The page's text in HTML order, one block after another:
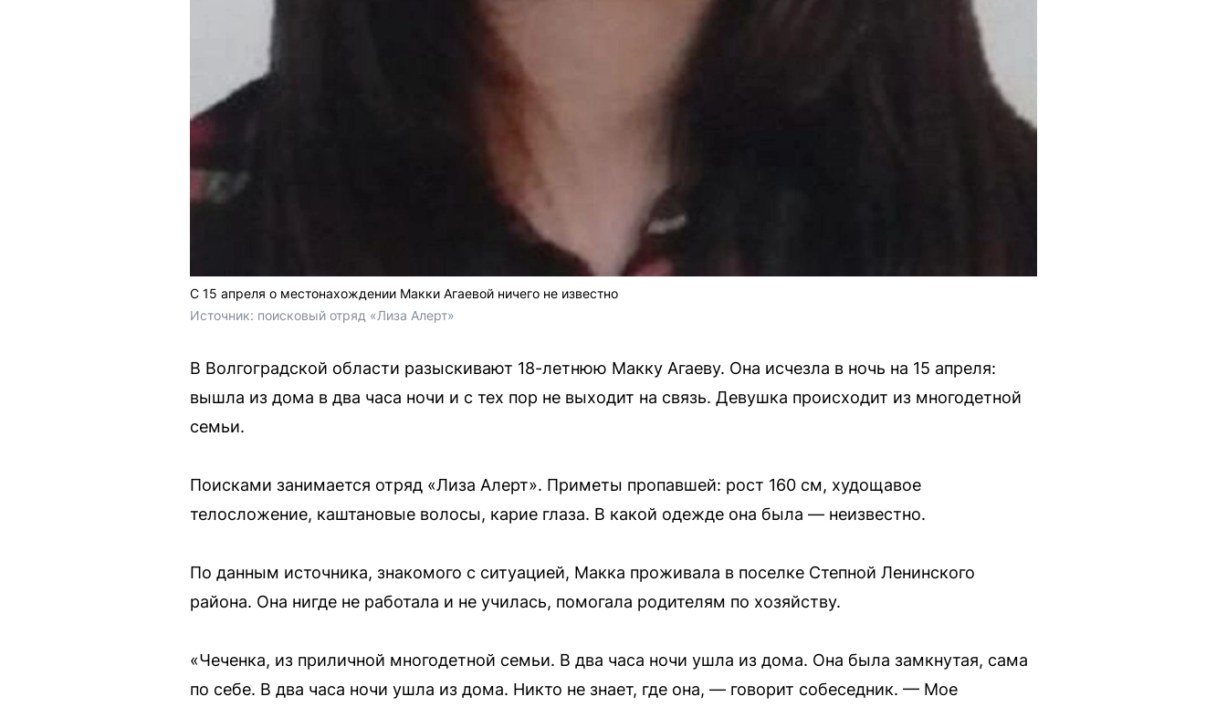
С 15 апреля о местонахождении Макки Агаевой ничего не известно
Источник: поисковый отряд «Лиза Алерт»
В Волгоградской области разыскивают 18-летнюю Макку Агаеву. Она исчезла в ночь на 15 апреля:
вышла из дома в два часа ночи и с тех пор не выходит на связь. Девушка происходит из многодетной
семьи.
Поисками занимается отряд «Лиза Алерт». Приметы пропавшей: рост 160 см, худощавое
телосложение, каштановые волосы, карие глаза. В какой одежде она была — неизвестно.
По данным источника, знакомого с ситуацией, Макка проживала в поселке Степной Ленинского
района. Она нигде не работала и не училась, помогала родителям по хозяйству.
«Чеченка, из приличной многодетной семьи. В два часа ночи ушла из дома. Она была замкнутая, сама
по себе. В два часа ночи ушла из дома. Никто не знает, где она, — говорит собеседник. — Мое